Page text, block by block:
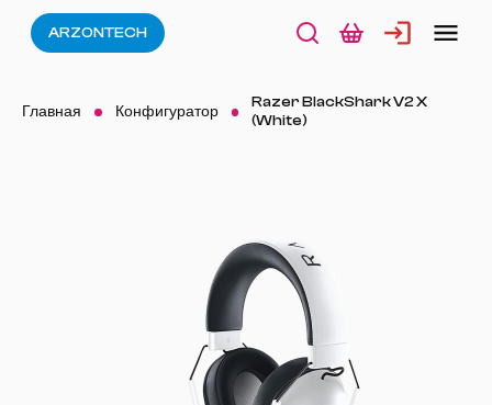
ARZONTECH
Главная Конфигуратор
Razer BlackShark V2 X
(White)